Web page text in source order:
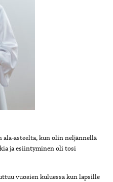
asteelta, kun olin neljännellä
ja esiintyminen oli tosi
vuosien kuluessa kun lapsille